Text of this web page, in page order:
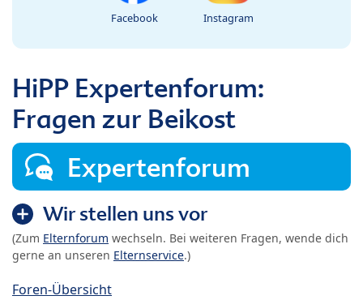
Facebook Instagram
HiPP Expertenforum:
Fragen zur Beikost
Expertenforum
Wir stellen uns vor
(Zum Elternforum wechseln. Bei weiteren Fragen, wende dich
gerne an unseren Elternservice.)
Foren-Übersicht